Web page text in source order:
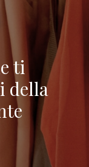
ti
della